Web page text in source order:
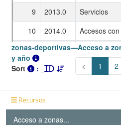
Recursos
Acceso a zonas...